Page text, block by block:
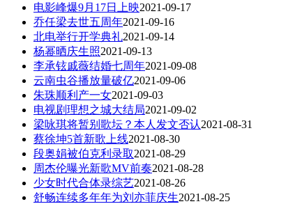
电影峰爆9月17日上映2021-09-17
乔任梁去世五周年2021-09-16
北电举行开学典礼2021-09-14
杨幂晒庆生照2021-09-13
李承铉戚薇结婚七周年2021-09-08
云南虫谷播放量破亿2021-09-06
朱珠顺利产一女2021-09-03
电视剧理想之城大结局2021-09-02
梁咏琪将暂别歌坛？本人发文否认2021-08-31
蔡徐坤5首新歌上线2021-08-30
段奥娟被伯克利录取2021-08-29
周杰伦曝光新歌MV前奏2021-08-28
少女时代合体录综艺2021-08-26
舒畅连续多年年为刘亦菲庆生2021-08-25